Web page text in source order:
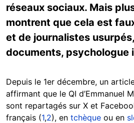
réseaux sociaux. Mais
montrent que cela est
et de journalistes
documents, psychologue
Depuis le 1er décembre, un
affirmant que le QI d’Emmanuel
sont repartagés sur X et
français (1,2), en tchèque ou en